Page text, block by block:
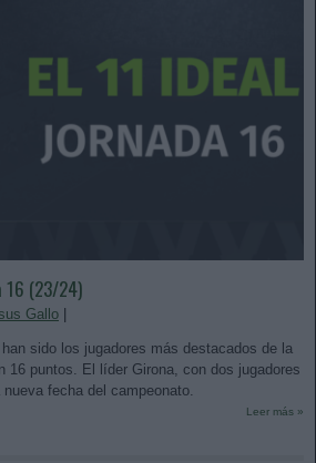
16 (23/24)
Gallo
sido los jugadores más destacados de la
16 puntos. El líder Girona, con dos jugadores
fecha del campeonato.
Leer más »